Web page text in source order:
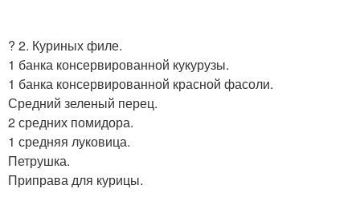
? 2. Куриных филе.
1 банка консервированной кукурузы.
1 банка консервированной красной фасоли.
Средний зеленый перец.
2 средних помидора.
1 средняя луковица.
Петрушка.
Приправа для курицы.